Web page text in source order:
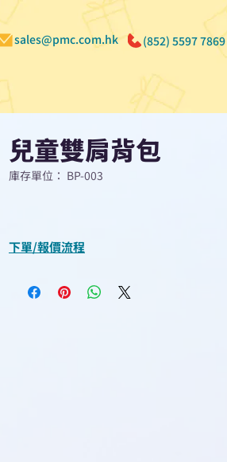
sales@pmc.com.hk (852) 5597 7869
兒童雙肩背包
庫存單位： BP-003
下單/報價流程
查詢或報價”